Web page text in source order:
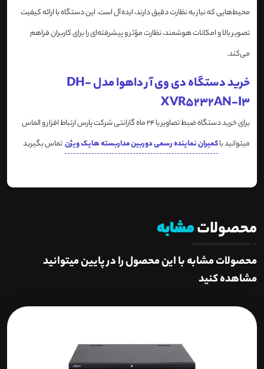
محیط‌هایی که نیاز به نظارت دقیق دارند، ایده‌آل است. این دستگاه با ارائه کیفیت
تصویر بالا و امکانات هوشمند، نظارت مؤثر و پیشرفته‌ای را برای کاربران فراهم
می‌کند.
خرید دستگاه دی وی آر داهوا مدل DH-
XVR5232AN-I3
برای خرید دستگاه ضبط تصاویر با 24 ماه گارانتی شرکت پارس ارتباط افزار و الماس
میتوانید باکمیران نماینده رسمی دوربین مداربسته هایک ویژنتماس بگیرید
محصولاتمشابه
محصولات مشابه با این محصول را در پایین میتوانید
مشاهده کنید